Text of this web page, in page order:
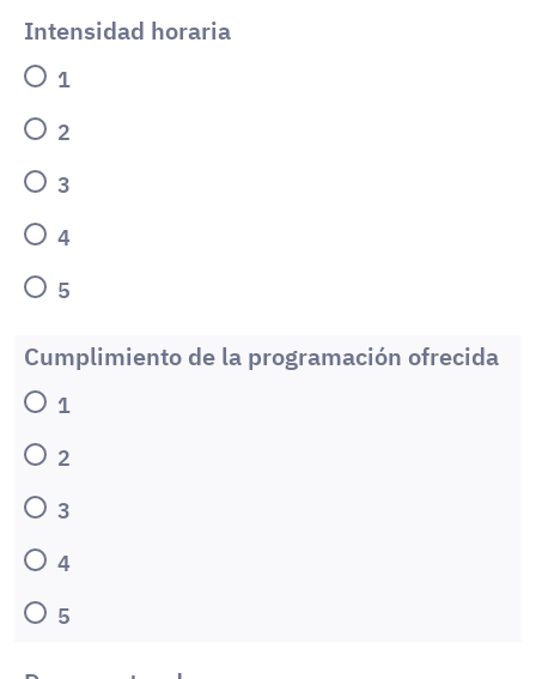
Intensidad horaria
1
2
3
4
5
Cumplimiento de la programación ofrecida
1
2
3
4
5